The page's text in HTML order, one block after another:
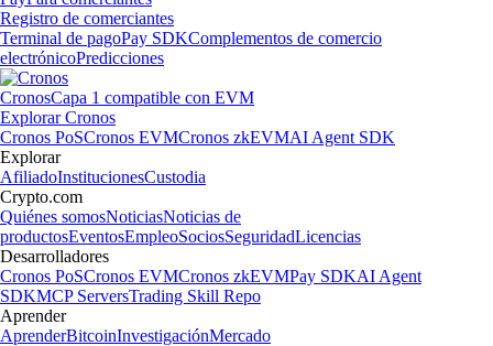
Registro de comerciantes
Terminal de pagoPay SDKComplementos de comercio
electrónicoPredicciones
CronosCapa 1 compatible con EVM
Explorar Cronos
Cronos PoSCronos EVMCronos zkEVMAI Agent SDK
Explorar
AfiliadoInstitucionesCustodia
Crypto.com
Quiénes somosNoticiasNoticias de
productosEventosEmpleoSociosSeguridadLicencias
Desarrolladores
Cronos PoSCronos EVMCronos zkEVMPay SDKAI Agent
SDKMCP ServersTrading Skill Repo
Aprender
AprenderBitcoinInvestigaciónMercado